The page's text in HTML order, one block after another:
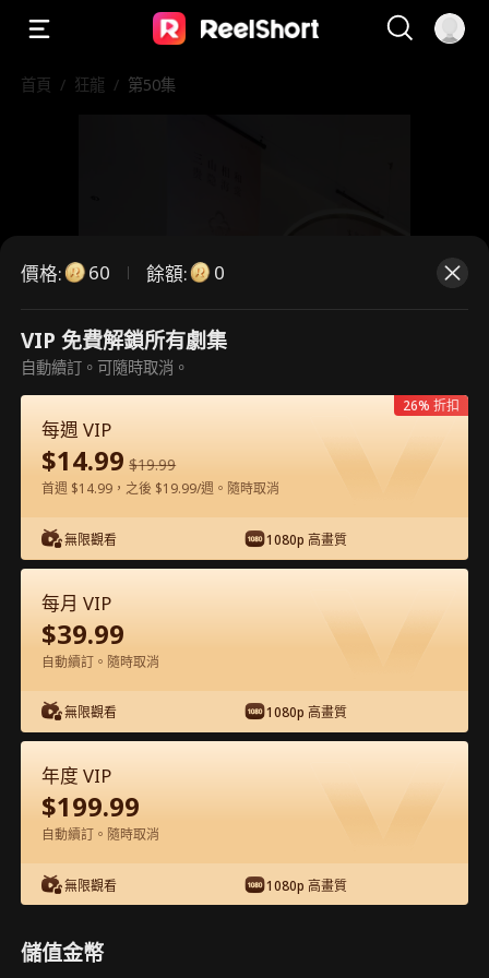
首頁 / 狂龍 / 第50集
這是付費劇集。請解鎖後觀看。
在APP內免費看
第50集 - 狂龍 完整影片
1-50 51-99
46 48 49
價格: 60 餘額: 0
VIP 免費解鎖所有劇集
自動續訂。可隨時取消。
每週 VIP
$14.99 $19.99
首週 $14.99，之後 $19.99/週。隨時取消
無限觀看 1080p 高畫質
26% 折扣
每月 VIP
$39.99
自動續訂。隨時取消
無限觀看 1080p 高畫質
年度 VIP
$199.99
自動續訂。隨時取消
無限觀看 1080p 高畫質
儲值金幣